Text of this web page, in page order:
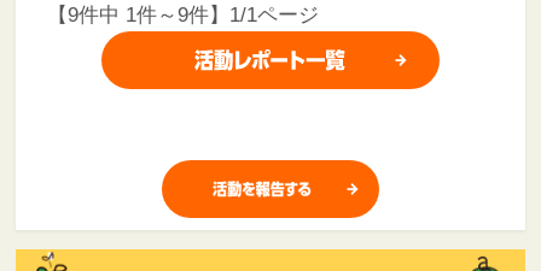
【9件中 1件～9件】1/1ページ